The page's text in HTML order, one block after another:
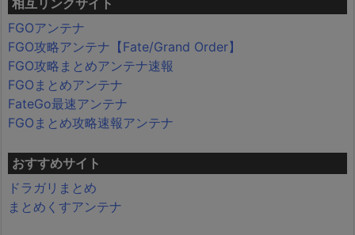
FGOアンテナ
FGO攻略アンテナ【Fate/Grand Order】
FGO攻略まとめアンテナ速報
FGOまとめアンテナ
FateGo最速アンテナ
FGOまとめ攻略速報アンテナ
おすすめサイト
ドラガリまとめ
まとめくすアンテナ